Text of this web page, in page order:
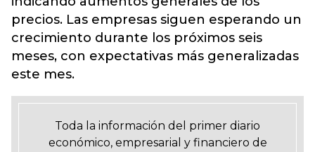
precios. Las empresas siguen esperando un
crecimiento durante los próximos seis
meses, con expectativas más generalizadas
este mes.
Toda la información del primer diario
económico, empresarial y financiero de